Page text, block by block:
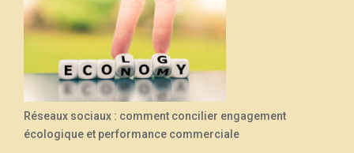
Réseaux sociaux : comment concilier engagement
écologique et performance commerciale